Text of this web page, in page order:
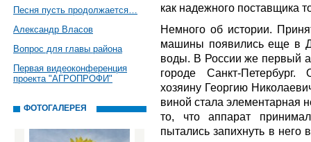
Песня пусть продолжается…
Александр Власов
Вопрос для главы района
Первая видеоконференция
проекта "АГРОПРОФИ"
ФОТОГАЛЕРЕЯ
как надежного поставщика
Немного об истории.
машины появились еще в
воды. В России же первый
городе Санкт-
хозяину Георгию
виной стала элементарная
то, что аппарат
пытались запихнуть в